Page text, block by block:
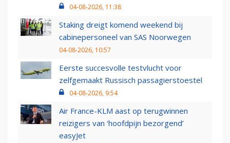
04-08-2026, 11:38
Staking dreigt komend weekend bij
cabinepersoneel van SAS Noorwegen
04-08-2026, 10:57
Eerste succesvolle testvlucht voor
zelfgemaakt Russisch passagierstoestel
04-08-2026, 9:54
Air France-KLM aast op terugwinnen
reizigers van ‘hoofdpijn bezorgend’
easyJet